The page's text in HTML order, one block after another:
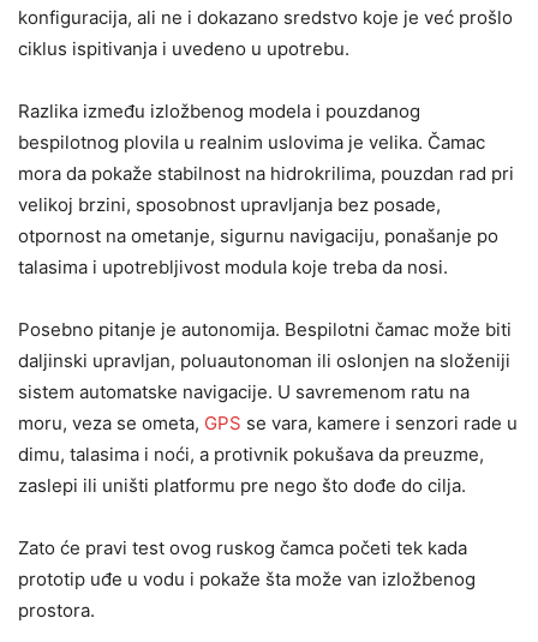
konfiguracija, ali ne i dokazano sredstvo koje je već prošlo
ciklus ispitivanja i uvedeno u upotrebu.
Razlika između izložbenog modela i pouzdanog
bespilotnog plovila u realnim uslovima je velika. Čamac
mora da pokaže stabilnost na hidrokrilima, pouzdan rad pri
velikoj brzini, sposobnost upravljanja bez posade,
otpornost na ometanje, sigurnu navigaciju, ponašanje po
talasima i upotrebljivost modula koje treba da nosi.
Posebno pitanje je autonomija. Bespilotni čamac može biti
daljinski upravljan, poluautonoman ili oslonjen na složeniji
sistem automatske navigacije. U savremenom ratu na
moru, veza se ometa, GPS se vara, kamere i senzori rade u
dimu, talasima i noći, a protivnik pokušava da preuzme,
zaslepi ili uništi platformu pre nego što dođe do cilja.
Zato će pravi test ovog ruskog čamca početi tek kada
prototip uđe u vodu i pokaže šta može van izložbenog
prostora.